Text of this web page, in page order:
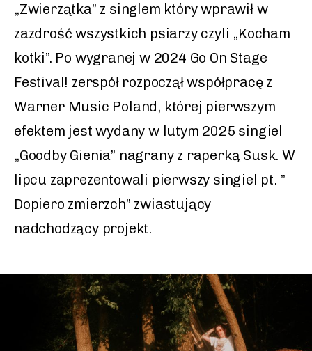
„Zwierzątka” z singlem który wprawił w
zazdrość wszystkich psiarzy czyli „Kocham
kotki”. Po wygranej w 2024 Go On Stage
Festival! zerspół rozpoczął współpracę z
Warner Music Poland, której pierwszym
efektem jest wydany w lutym 2025 singiel
„Goodby Gienia” nagrany z raperką Susk. W
lipcu zaprezentowali pierwszy singiel pt. ”
Dopiero zmierzch” zwiastujący
nadchodzący projekt.